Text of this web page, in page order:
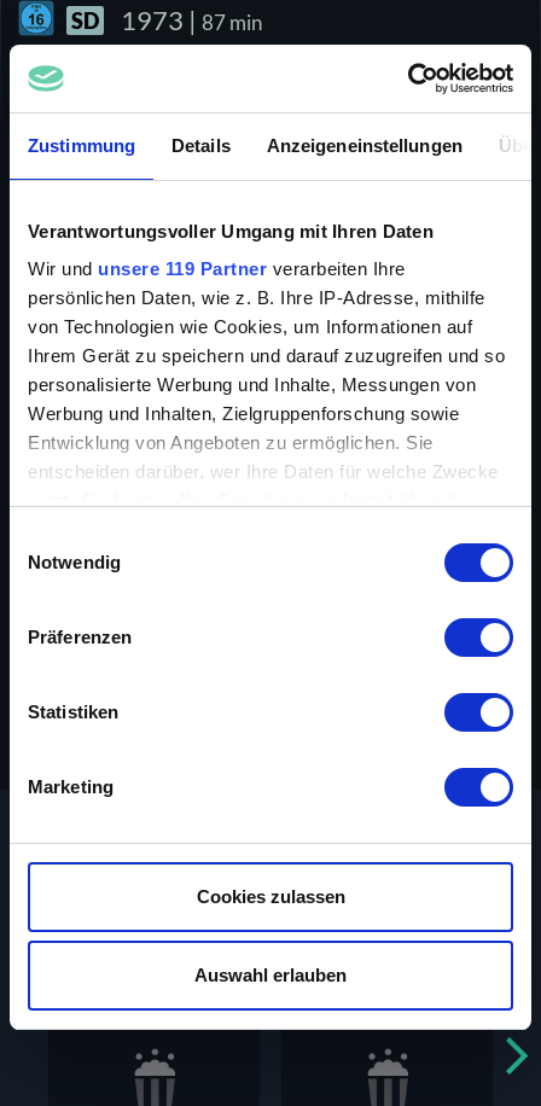
Zustimmung Details Anzeigeneinstellungen
Verantwortungsvoller Umgang mit Ihren Daten
Wir und unsere 119 Partner verarbeiten Ihre
persönlichen Daten, wie z. B. Ihre IP-Adresse, mithilfe
von Technologien wie Cookies, um Informationen auf
Ihrem Gerät zu speichern und darauf zuzugreifen und so
personalisierte Werbung und Inhalte, Messungen von
Werbung und Inhalten, Zielgruppenforschung sowie
Entwicklung von Angeboten zu ermöglichen. Sie
entscheiden darüber, wer Ihre Daten für welche Zwecke
Trigger Symbol ändern oder widerrufen
Informationen über Ihre geografische Lage
können
bestimmten Merkmalen (Fingerprinting) identifizieren
Erfahren Sie mehr darüber, wie Ihre persönlichen Daten
Abschnitt Einzelheitenfest.
aus den Jahren 1910 bis 2010 kostenlos ansehen. Bitte
beachte, dass dieser Service ohne Unterstützung
unserer zahlreichen Werbepartner nicht möglich ist. Wir
verwenden Cookies, um Inhalte und Anzeigen
auszuspielen und zu personalisieren, Funktionen für
soziale Medien anbieten zu können und die Zugriffe auf
Notwendig
Präferenzen
Statistiken
Marketing
Cookies zulassen
Auswahl erlauben
SD 1973 | 87 min
DRAMAINFO
Hongkong. Ein karategeschulter Journalist will sich
für eine Reportage mit Billy einlassen. Aus dem
Hinterhalt wird er getötet, Billy als vermeintlicher
Mörder unter Anklage gestellt. Ihm gelingt jedoch die
Flucht und er kann in Opiumkneipen und
Heroinhöhlen den wahren Täter entlaven. Mit einem
grandiosen Plan gelingt es ihm, die Polizei von seiner
Unschuld zu überzeugen.
Fei Meng, Lin Lin Li, Chi Lin, Stanley
Jahr